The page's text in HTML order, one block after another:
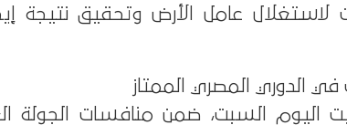
لاستغلال عامل الأرض وتحقيق نتيجة
في الدوري المصري الممتاز
اليوم السبت، ضمن منافسات الجولة